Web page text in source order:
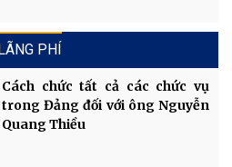
PHÍ
Cách chức tất cả các chức vụ
trong Đảng đối với ông Nguyễn
Quang Thiều